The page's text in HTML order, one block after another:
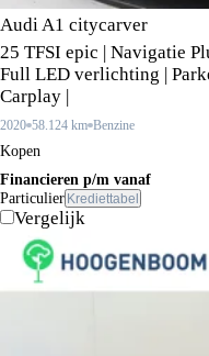
Audi A1 citycarver
25 TFSI epic | Navigatie
Full LED verlichting |
Carplay |
2020 58.124 km Benzine
Kopen
Financieren p/m vanaf
Particulier Krediettabel
Vergelijk